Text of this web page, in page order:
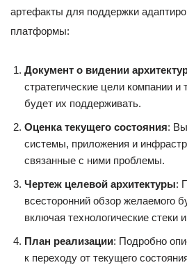
артефакты для поддержки
платформы:
Документ о видении
стратегические цели компании и
будет их поддерживать.
Оценка текущего состояния:
системы, приложения и
связанные с ними проблемы.
Чертеж целевой архитектуры:
всесторонний обзор желаемого
включая технологические стеки
План реализации: Подробно
к переходу от текущего